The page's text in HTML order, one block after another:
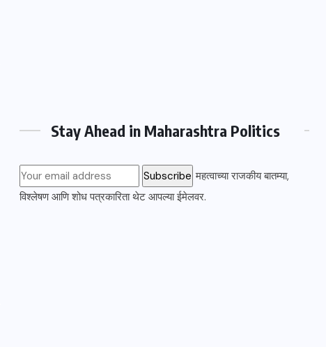
Stay Ahead in Maharashtra Politics
महत्वाच्या राजकीय बातम्या,
विश्लेषण आणि शोध पत्रकारिता थेट आपल्या ईमेलवर.